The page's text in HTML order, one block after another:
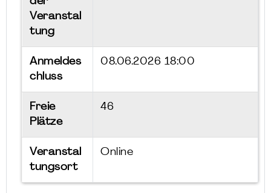
Veranstal
tung
Anmeldes
chluss
08.06.2026 18:00
Freie
Plätze
46
Veranstal
tungsort
Online